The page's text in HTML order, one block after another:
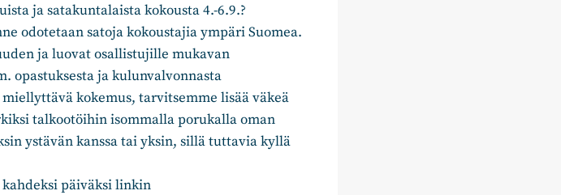
ja satakuntalaista kokousta 4.-6.9.?
odotetaan satoja kokoustajia ympäri Suomea.
ja luovat osallistujille mukavan
opastuksesta ja kulunvalvonnasta
kokemus, tarvitsemme lisää väkeä
talkootöihin isommalla porukalla oman
ystävän kanssa tai yksin, sillä tuttavia kyllä
päiväksi linkin